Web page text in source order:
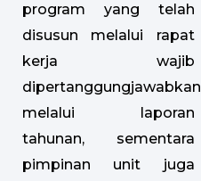
program yang telah
disusun melalui rapat
kerja wajib
dipertanggungjawabkan
melalui laporan
tahunan, sementara
pimpinan unit juga